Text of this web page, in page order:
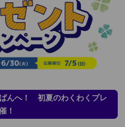
んへ！ 初夏のわくわくプレ
！